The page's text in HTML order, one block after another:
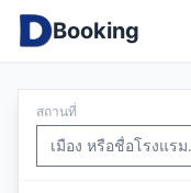
Booking
สถานที่